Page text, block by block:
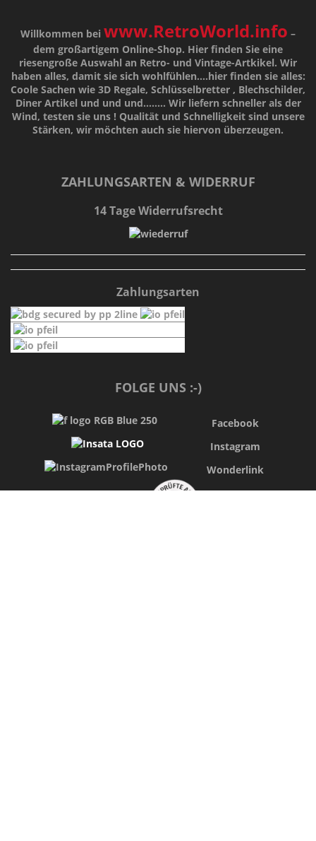
Willkommen bei www.RetroWorld.info –
dem großartigem Online-Shop. Hier finden Sie eine
riesengroße Auswahl an Retro- und Vintage-Artkikel. Wir
haben alles, damit sie sich wohlfühlen....hier finden sie alles:
Coole Sachen wie 3D Regale, Schlüsselbretter , Blechschilder,
Diner Artikel und und und........ Wir liefern schneller als der
Wind, testen sie uns ! Qualitätund Schnelligkeitsind unsere
Stärken, wir möchten auch sie hiervon überzeugen.
ZAHLUNGSARTEN & WIDERRUF
14 Tage Widerrufsrecht
Zahlungsarten
FOLGE UNS :-)
Facebook
Instagram
Wonderlink